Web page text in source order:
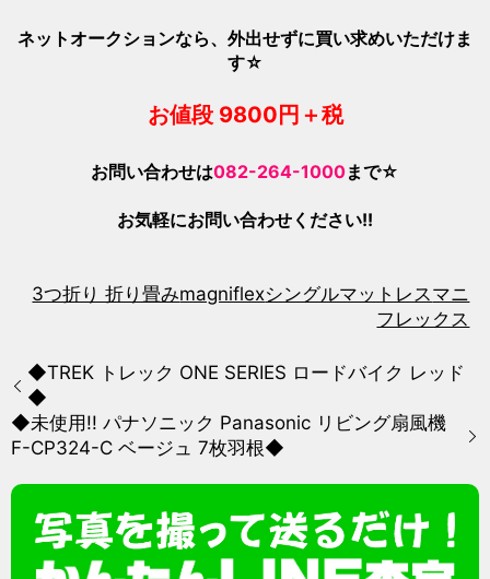
ネットオークションなら、外出せずに買い求めいただけま
す☆
お値段 9800円＋税
お問い合わせは082-264-1000まで☆
お気軽にお問い合わせください!!
3つ折り 折り畳みmagniflexシングルマットレスマニ
フレックス
◆TREK トレック ONE SERIES ロードバイク レッド
◆
◆未使用!! パナソニック Panasonic リビング扇風機
F-CP324-C ベージュ 7枚羽根◆